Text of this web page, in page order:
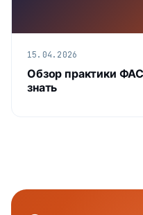
15.04.2026
Обзор практики
знать